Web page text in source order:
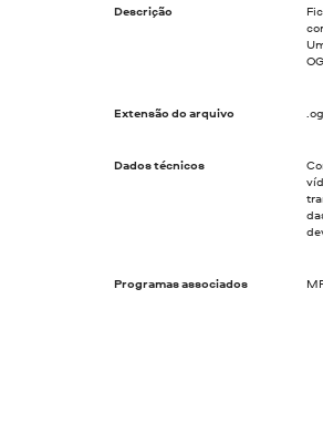
Descrição
Extensão do arquivo
Dados técnicos
Programas associados